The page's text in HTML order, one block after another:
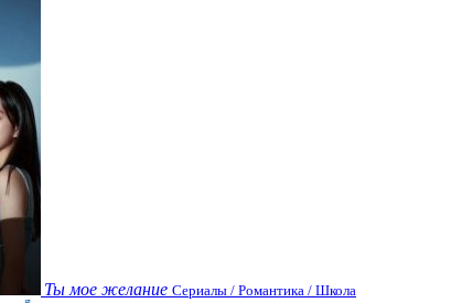
Ты мое желание Сериалы / Романтика / Школа